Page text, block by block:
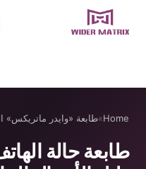
Home
Home
»طابعة «وايدر ماتريكس»
طابعة حالة